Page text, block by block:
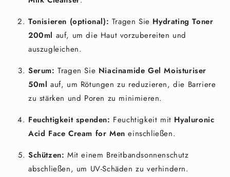
Tonisieren (optional): Tragen Sie Hydrating Toner
200ml auf, um die Haut vorzubereiten und
auszugleichen.
Serum: Tragen Sie Niacinamide Gel Moisturiser
50ml auf, um Rötungen zu reduzieren, die Barriere
zu stärken und Poren zu minimieren.
Feuchtigkeit spenden: Feuchtigkeit mit Hyaluronic
Acid Face Cream for Men einschließen.
Schützen: Mit einem Breitbandsonnenschutz
abschließen, um UV-Schäden zu verhindern.